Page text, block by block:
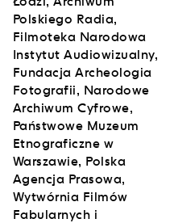
Polskiego Radia,
Filmoteka Narodowa
Instytut Audiowizualny,
Fundacja Archeologia
Fotografii, Narodowe
Archiwum Cyfrowe,
Państwowe Muzeum
Etnograficzne w
Warszawie, Polska
Agencja Prasowa,
Wytwórnia Filmów
Fabularnych i